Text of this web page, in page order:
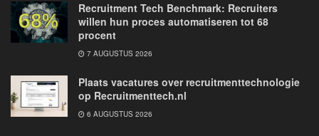
Recruitment Tech Benchmark: Recruiters
willen hun proces automatiseren tot 68
procent
7 AUGUSTUS 2026
Plaats vacatures over recruitmenttechnologie
op Recruitmenttech.nl
6 AUGUSTUS 2026